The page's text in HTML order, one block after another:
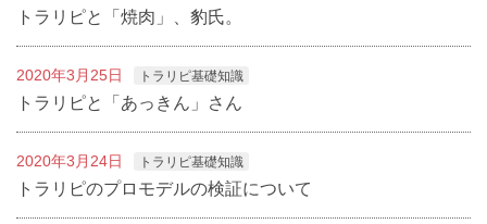
トラリピと「焼肉」、豹氏。
2020年3月25日 トラリピ基礎知識
トラリピと「あっきん」さん
2020年3月24日 トラリピ基礎知識
トラリピのプロモデルの検証について